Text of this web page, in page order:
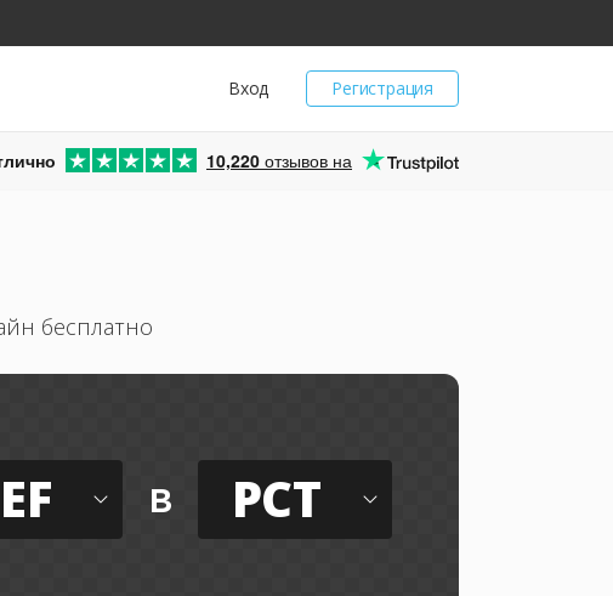
Регистрация
Вход
10,220 отзывов на
бесплатно
в PCT